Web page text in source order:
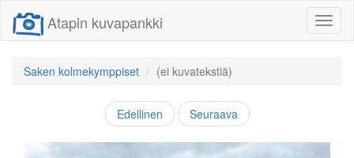
linkit
Atapin kuvapankki
Saken kolmekymppiset (ei kuvatekstiä)
Edellinen Seuraava